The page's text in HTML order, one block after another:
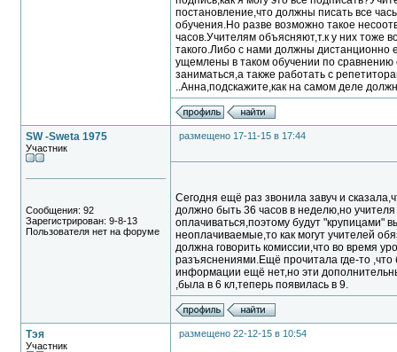
постановление,что должны писать все
обучения.Но разве возможно такое
часов.Учителям объясняют,т.к у них тоже
такого.Либо с нами должны
ущемлены в таком обучении по сравнению
заниматься,а также работать с
..Анна,подскажите,как на самом деле
SW -Sweta 1975
Участник
Сообщения: 92
Зарегистрирован: 9-8-13
Пользователя нет на форуме
размещено 17-11-15 в 17:44
Сегодня ещё раз звонила завуч и
должно быть 36 часов в неделю,но
оплачиваться,поэтому будут "крупицами"
неоплачиваемые,то как могут учителей
должна говорить комиссии,что во время
разъяснениями.Ещё прочитала где-то
информации ещё нет,но эти
,была в 6 кл,теперь появилась в 9.
Тэя
Участник
размещено 22-12-15 в 10:54